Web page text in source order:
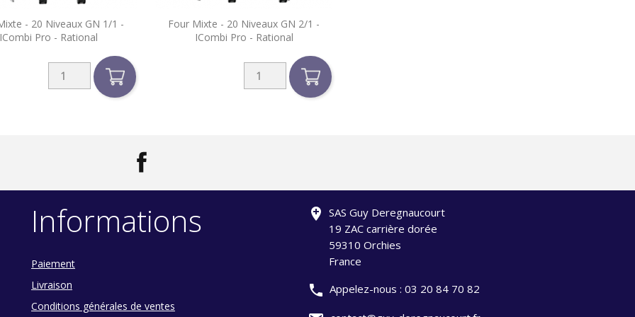
- 20 Niveaux GN 1/1 -
Pro - Rational
Aperçu rapide
Four Mixte - 20 Niveaux GN 2/1 -
ICombi Pro - Rational
 Aperçu rapide
Informations
Paiement
Livraison
Conditions générales de ventes
add_location SAS Guy Deregnaucourt
19 ZAC carrière dorée
59310 Orchies
France
phone Appelez-nous : 03 20 84 70 82